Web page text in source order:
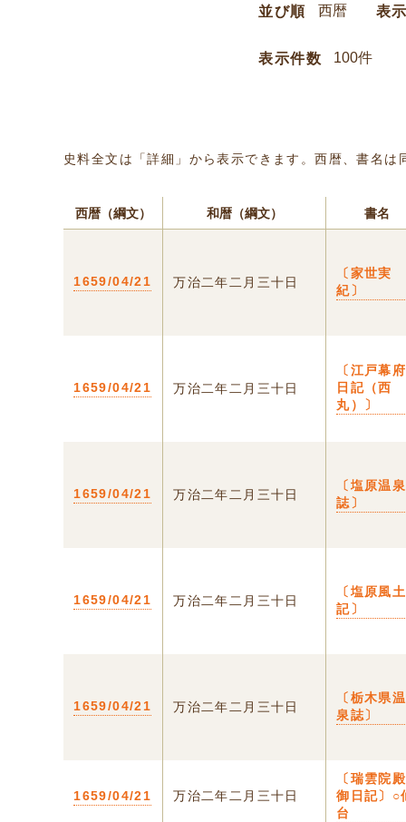
並び順 表
表示件数
史料全文は「詳細」から表示できます。西暦、書名
西暦（綱文） 和暦（綱文） 書名
1659/04/21 万治二年二月三十日
〔家世実
紀〕
1659/04/21 万治二年二月三十日
〔江戸幕府
日記（西
丸）〕
1659/04/21 万治二年二月三十日
〔塩原温泉
誌〕
1659/04/21 万治二年二月三十日
〔塩原風土
記〕
1659/04/21 万治二年二月三十日
〔栃木県温
泉誌〕
1659/04/21 万治二年二月三十日
〔瑞雲院殿
御日記〕○
台